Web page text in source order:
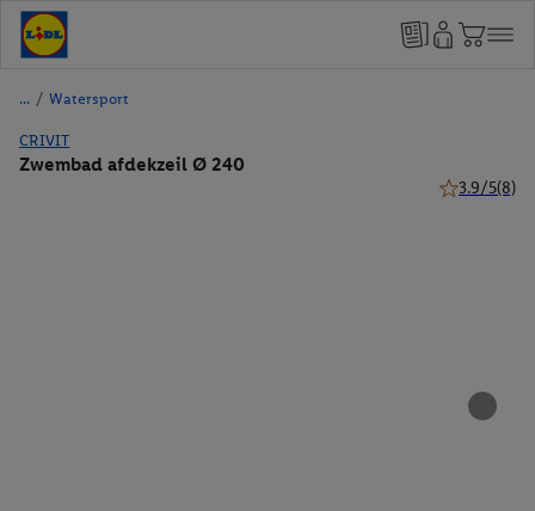
/ Watersport
CRIVIT
Zwembad afdekzeil Ø 240
3.9/5(8)